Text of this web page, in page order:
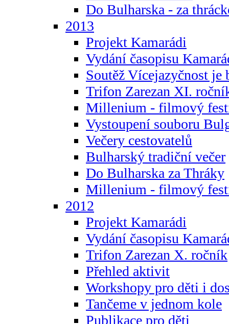
Do Bulharska - za
2013
Projekt Kamarádi
Vydání časopisu
Soutěž Vícejazyčnost je
Trifon Zarezan XI.
Millenium - filmový
Vystoupení souboru
Večery cestovatelů
Bulharský tradiční večer
Do Bulharska za Thráky
Millenium - filmový
2012
Projekt Kamarádi
Vydání časopisu
Trifon Zarezan X. ročník
Přehled aktivit
Workshopy pro děti i
Tančeme v jednom kole
Publikace pro děti